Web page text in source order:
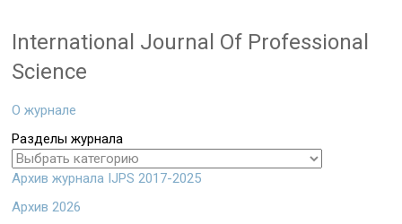
International Journal Of Professional
Science
О журнале
Разделы журнала
Архив журнала IJPS 2017-2025
Архив 2026